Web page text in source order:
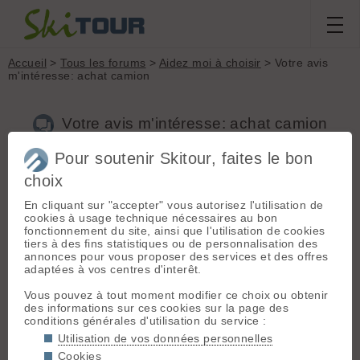
Accueil >Tous les forums > Aidez moi à choisir > Votre avis
m'intéresse: achat camion
Votre avis m'intéresse: achat camion
Nouveau sujet
Voir tous les sujets Chercher Archives
gniac- Le 15/12/2019 14:28
Pat a dit :
C'est curieux ces histoires de pollutions car
rapport avec l'âge du véhicule. Donc pour un
véhicule en bon état il ne devrait pas y avoir de
problème.
Par contre je pense qu'avec toutes les
limitations de vitesse nous ne "tirons" plus
Pour soutenir Skitour, faites le bon
choix
En cliquant sur "accepter" vous autorisez l'utilisation de
cookies à usage technique nécessaires au bon
fonctionnement du site, ainsi que l'utilisation de cookies
tiers à des fins statistiques ou de personnalisation des
annonces pour vous proposer des services et des offres
adaptées à vos centres d'interêt.
Vous pouvez à tout moment modifier ce choix ou obtenir
des informations sur ces cookies sur la page des
conditions générales d'utilisation du service :
Utilisation de vos données personnelles
Cookies